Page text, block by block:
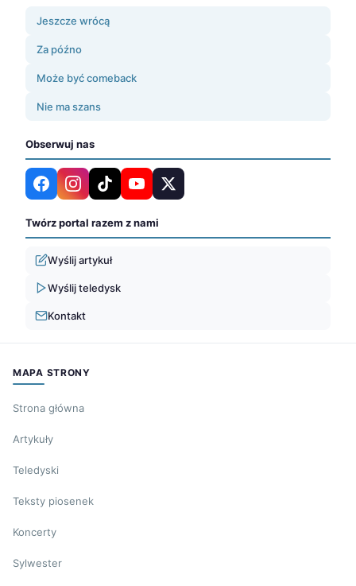
Jeszcze wrócą
Za późno
Może być comeback
Nie ma szans
Obserwuj nas
Twórz portal razem z nami
Wyślij artykuł
Wyślij teledysk
Kontakt
MAPA STRONY
Strona główna
Artykuły
Teledyski
Teksty piosenek
Koncerty
Sylwester